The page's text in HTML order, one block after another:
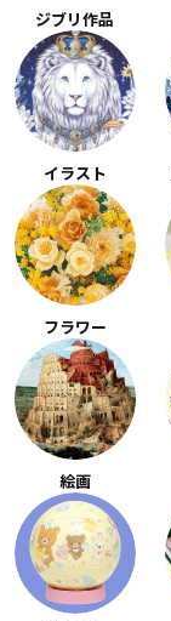
ジブリ作品
イラスト
フラワー
絵画